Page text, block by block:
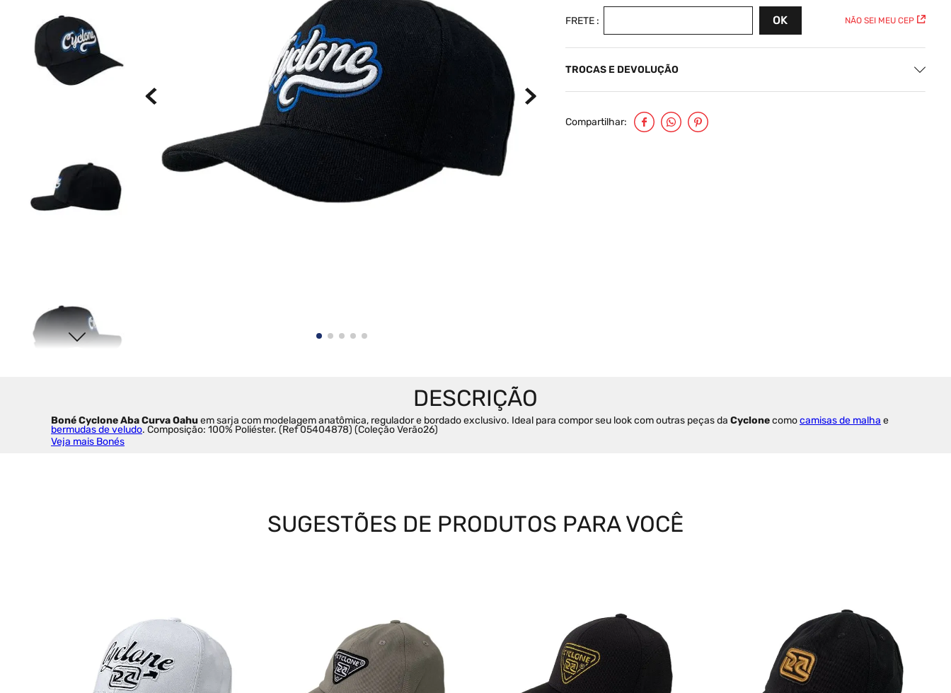
NÃO SEI MEU CEP
TROCAS E DEVOLUÇÃO
Compartilhar
Boné Cyclone Aba Curva Oahu em sarja com modelagem anatômica, regulador e bordado exclusivo. Ideal para compor seu look com outras peças da Cyclone como camisas de malha
bermudas de veludo. Composição: 100% Poliéster. (Ref 05404878) (Coleção Verão26)
Veja mais Bonés
SUGESTÕES DE PRODUTOS PARA VOCÊ
9º
Bermuda Veludo